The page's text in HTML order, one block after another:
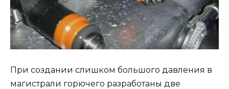
При создании слишком большого давления в
магистрали горючего разработаны две